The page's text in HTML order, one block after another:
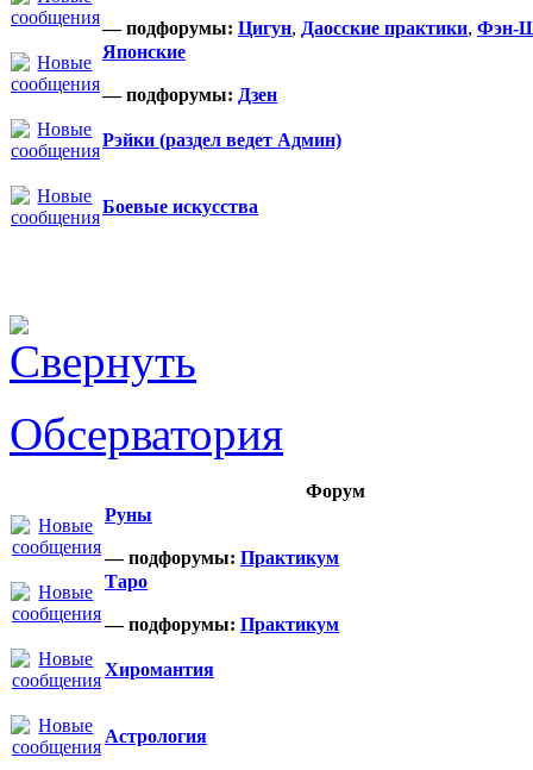
— подфорумы: Цигун, Даосские практики, Фэн-
Японские
— подфорумы: Дзен
Рэйки (раздел ведет Админ)
Боевые искусства
Обсерватория
Форум
Руны
— подфорумы: Практикум
Таро
— подфорумы: Практикум
Хиромантия
Астрология